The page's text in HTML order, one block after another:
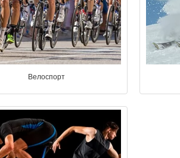
Велоспорт